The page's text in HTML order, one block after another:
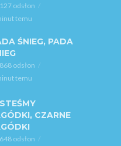
odsłon
temu
ŚNIEG, PADA
odsłon
temu
CZARNE
odsłon